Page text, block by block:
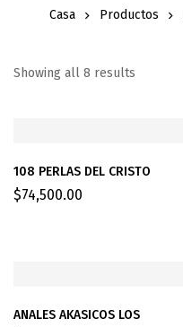
Casa Productos
Showing all 8 results
108 PERLAS DEL CRISTO
$74,500.00
ANALES AKASICOS LOS